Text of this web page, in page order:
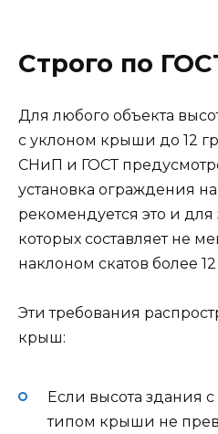
Строго по
Для любого объекта
с уклоном крыши до 12
СНиП и ГОСТ
установка ограждения
рекомендуется это и
которых составляет не
наклоном скатов более
Эти требования
крыш:
Если высота здания
типом крыши не